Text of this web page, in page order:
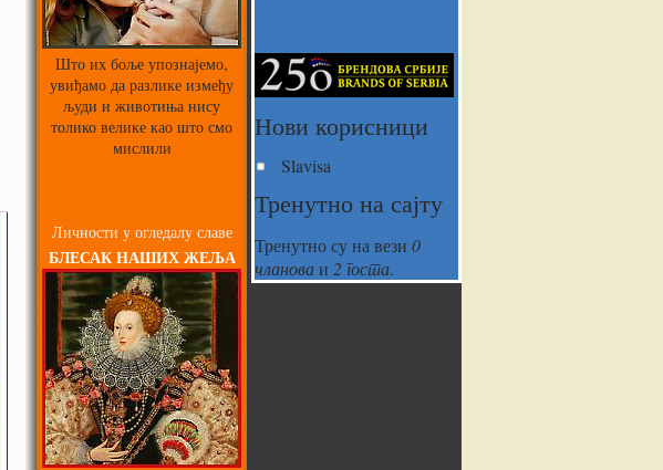
Што их боље упознајемо,
увиђамо да разлике између
људи и животиња нису
толико велике као што смо
мислили
Личности у огледалу славе
БЛЕСАК НАШИХ ЖЕЉА
Нови корисници
Slavisa
Тренутно на сајту
Тренутно су на вези 0
члановаи 2 госта.